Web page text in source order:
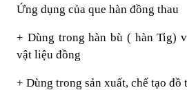
Ứng dụng của que hàn đồng thau
+ Dùng trong hàn bù ( hàn Tig)
vật liệu đồng
+ Dùng trong sản xuất, chế tạo đồ